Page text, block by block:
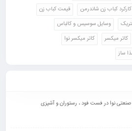
کارکرد کباب زن شاندرمن
قیمت کباب زن
وسایل سوسیس و کالباس
کاتر میکسر
کاتر میکسر نوا
ساز
صنعتی نوا در فست فود ، رستوران و آشپزی